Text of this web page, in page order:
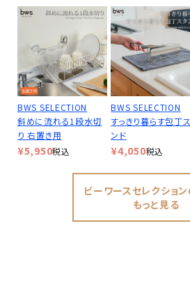
BWS SELECTION
斜めに流れる1段水切
り 右置き用
¥5,950税込
BWS SELECTION
すっきり暮らす包丁
ンド
¥4,050税込
ビーワースセレクショ
もっと見る